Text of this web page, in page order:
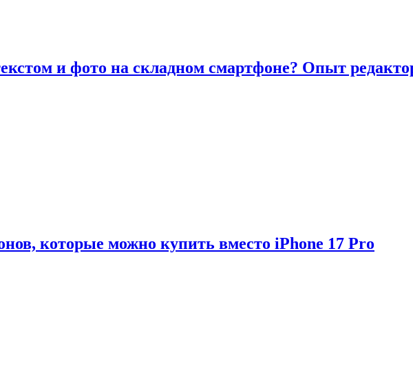
и фото на складном смартфоне? Опыт
которые можно купить вместо iPhone 17 Pro